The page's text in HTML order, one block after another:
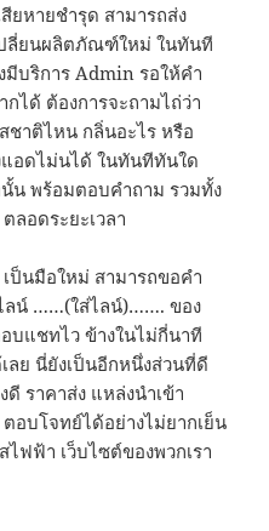
หายชำรุด สามารถส่ง
ปลี่ยนผลิตภัณฑ์ใหม่ ในทันที
บริการ Admin รอให้คำ
ได้ ต้องการจะถามไถ่ว่า
ชาติไหน กลิ่นอะไร หรือ
อดไม่นได้ ในทันทีทันใด
นั้น พร้อมตอบคำถาม รวมทั้ง
ลอดระยะเวลา
ป็นมือใหม่ สามารถขอคำ
ลน์ ……(ใส่ไลน์)……. ของ
บแชทไว ข้างในไม่กี่นาที
ย นี่ยังเป็นอีกหนึ่งส่วนที่ดี
ราคาส่ง แหล่งนำเข้า
อบโจทย์ได้อย่างไม่ยากเย็น
ฟฟ้า เว็บไซต์ของพวกเรา